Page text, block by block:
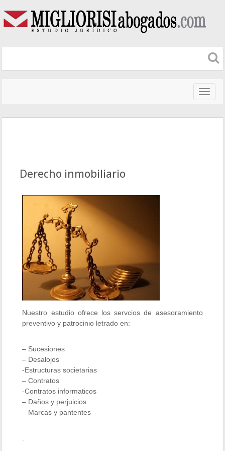
Derecho inmobiliario
Nuestro estudio ofrece los servcios de asesoramiento
preventivo y patrocinio letrado en:
– Sucesiones
– Desalojos
-Estructuras societarias
– Contratos
-Contratos informaticos
– Daños y perjuicios
– Marcas y pantentes